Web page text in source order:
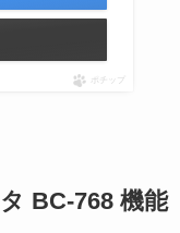
ポチップ
BC-768 機能